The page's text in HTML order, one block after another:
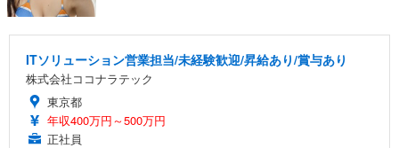
ITソリューション営業担当/未経験歓迎/昇給あり/賞与あり
株式会社ココナラテック
東京都
年収400万円～500万円
正社員